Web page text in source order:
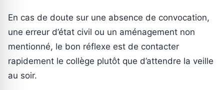
En cas de doute sur une absence de convocation,
une erreur d’état civil ou un aménagement non
mentionné, le bon réflexe est de contacter
rapidement le collège plutôt que d’attendre la veille
au soir.